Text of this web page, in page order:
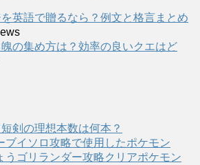
英語で贈るなら？例文と格言まとめ
の集め方は？効率の良いクエはど
剣の理想本数は何本？
ブイソロ攻略で使用したポケモン
うゴリランダー攻略クリアポケモン